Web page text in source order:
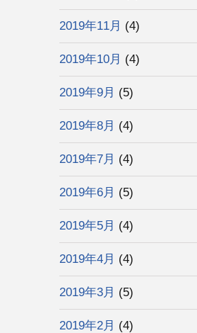
2019年11月 (4)
2019年10月 (4)
2019年9月 (5)
2019年8月 (4)
2019年7月 (4)
2019年6月 (5)
2019年5月 (4)
2019年4月 (4)
2019年3月 (5)
2019年2月 (4)